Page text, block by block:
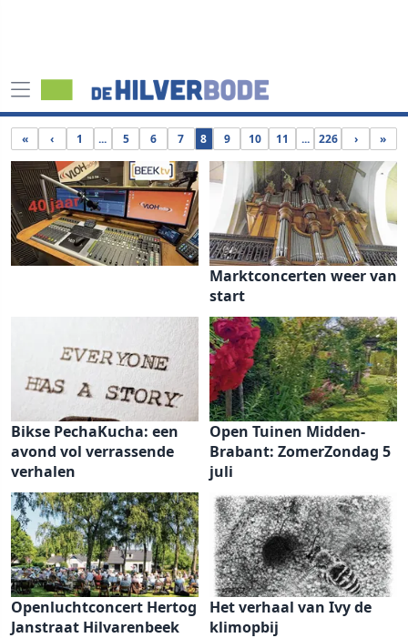
« ‹ 1 ... 5 6 7 8 9 10 11 ... 226 › »
Marktconcerten weer van
start
Bikse PechaKucha: een
avond vol verrassende
verhalen
Open Tuinen Midden-
Brabant: ZomerZondag 5
juli
Openluchtconcert Hertog
Janstraat Hilvarenbeek
Het verhaal van Ivy de
klimopbij